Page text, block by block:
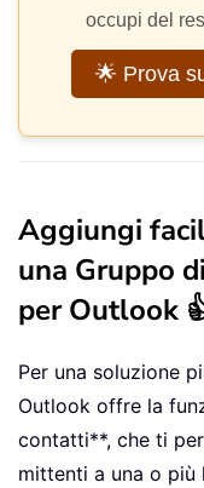
occupi del
🌟 Prova
Aggiungi
una Gruppo
per Outlook
Per una soluzione
Outlook offre la
contatti**, che ti
mittenti a una o più